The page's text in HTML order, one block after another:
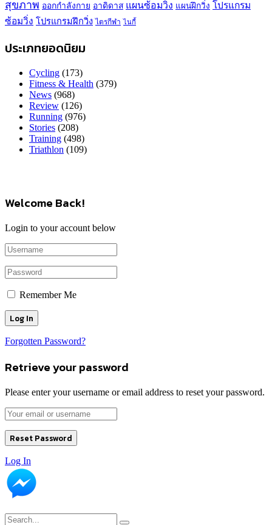
สุขภาพ ออกกำลังกาย อาดิดาส แผนซ้อมวิ่ง แผนฝึกวิ่ง โปรแกรม
ซ้อมวิ่ง โปรแกรมฝึกวิ่ง ไตรกีฬา ไนกี้
ประเภทยอดนิยม
Cycling (173)
Fitness & Health (379)
News (968)
Review (126)
Running (976)
Stories (208)
Training (498)
Triathlon (109)
Welcome Back!
Login to your account below
Remember Me
Forgotten Password?
Retrieve your password
Please enter your username or email address to reset your password.
Log In